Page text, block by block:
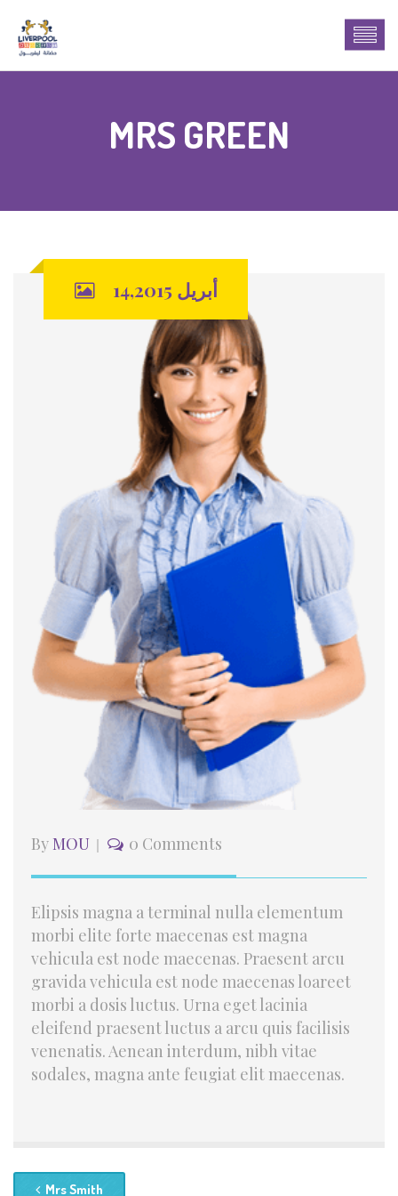
MRS GREEN
أبريل 14,2015
ByMOU 0 Comments
Elipsis magna a terminal nulla elementum
morbi elite forte maecenas est magna
vehicula est node maecenas. Praesent arcu
gravida vehicula est node maecenas loareet
morbi a dosis luctus. Urna eget lacinia
eleifend praesent luctus a arcu quis facilisis
venenatis. Aenean interdum, nibh vitae
sodales, magna ante feugiat elit maecenas.
Mrs Smith